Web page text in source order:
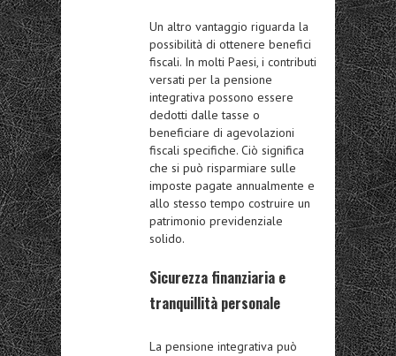
Un altro vantaggio riguarda la
possibilità di ottenere benefici
fiscali. In molti Paesi, i contributi
versati per la pensione
integrativa possono essere
dedotti dalle tasse o
beneficiare di agevolazioni
fiscali specifiche. Ciò significa
che si può risparmiare sulle
imposte pagate annualmente e
allo stesso tempo costruire un
patrimonio previdenziale
solido.
Sicurezza finanziaria e
tranquillità personale
La pensione integrativa può